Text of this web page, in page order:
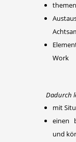
Work
Dadurch
mit
einen
und